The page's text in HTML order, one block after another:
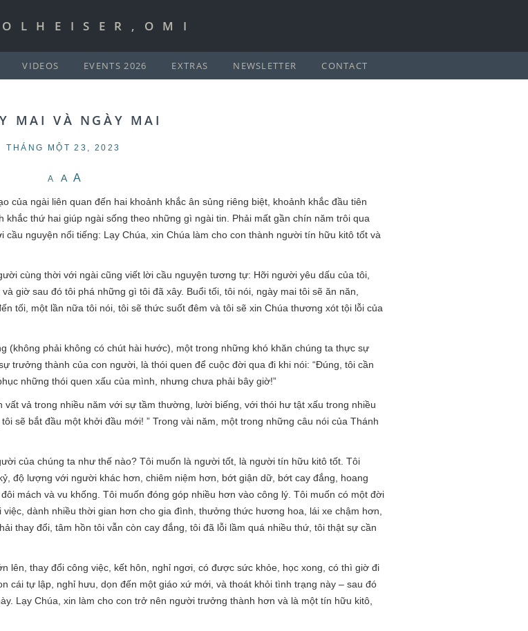
VIDEOS EVENTS 2026 EXTRAS NEWSLETTER CONTACT
MAI VÀ NGÀY MAI
THÁNG MỘT 23, 2023
A A A
của ngài liên quan đến hai khoảnh khắc ân sủng riêng biệt, khoảnh khắc đầu tiên
thứ hai giúp ngài sống theo những gì ngài tin. Phải mất gần chín năm trôi qua
nguyện nổi tiếng: Lạy Chúa, xin Chúa làm cho con thành người tín hữu kitô tốt và
cùng thời với ngài cũng viết lời cầu nguyện tương tự: Hỡi người yêu dấu của tôi,
giờ sau đó tôi phá những gì tôi đã xây. Buổi tối, tôi nói, ngày mai tôi sẽ ăn năn,
tối, một lần nữa tôi nói, tôi sẽ thức suốt đêm và tôi sẽ xin Chúa thương xót tội lỗi của
(không phải không có chút hài hước), một trong những khó khăn chúng ta thực sự
trưởng thành của con người, là thói quen để cuộc đời qua đi khi nói: “Đúng, tôi cần
những thói quen xấu của mình, nhưng chưa phải bây giờ!”
vả trong nhiều năm với sự tầm thường, lười biếng, với thói hư tật xấu trong nhiều
sẽ bắt đầu một khởi đầu mới! ” Trong vài năm, một trong những câu nói của Thánh
của chúng ta như thế nào? Tôi muốn là người tốt, là người tín hữu kitô tốt. Tôi
độ lượng với người khác hơn, chiêm niệm hơn, bớt giận dữ, bớt cay đắng, hoang
mách và vu khống. Tôi muốn đóng góp nhiều hơn vào công lý. Tôi muốn có một đời
dành nhiều thời gian hơn cho gia đình, thưởng thức hương hoa, lái xe chậm hơn,
thay đổi, tâm hồn tôi vẫn còn cay đắng, tôi đã lỗi lầm quá nhiều thứ, tôi thật sự cần
lên, thay đổi công việc, kết hôn, nghỉ ngơi, có được sức khỏe, học xong, có thì giờ đi
cái tự lập, nghỉ hưu, dọn đến một giáo xứ mới, và thoát khỏi tình trạng này – sau đó
Lạy Chúa, xin làm cho con trở nên người trưởng thành hơn và là một tín hữu kitô,